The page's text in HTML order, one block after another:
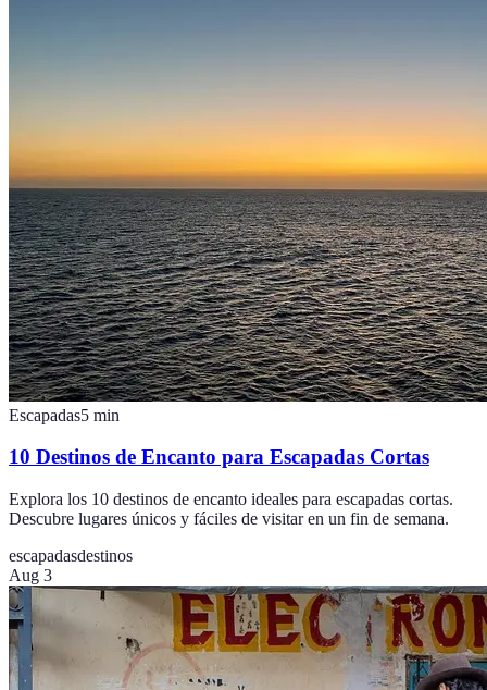
Escapadas5 min
10 Destinos de Encanto para Escapadas Cortas
Explora los 10 destinos de encanto ideales para escapadas cortas.
Descubre lugares únicos y fáciles de visitar en un fin de semana.
escapadasdestinos
Aug 3